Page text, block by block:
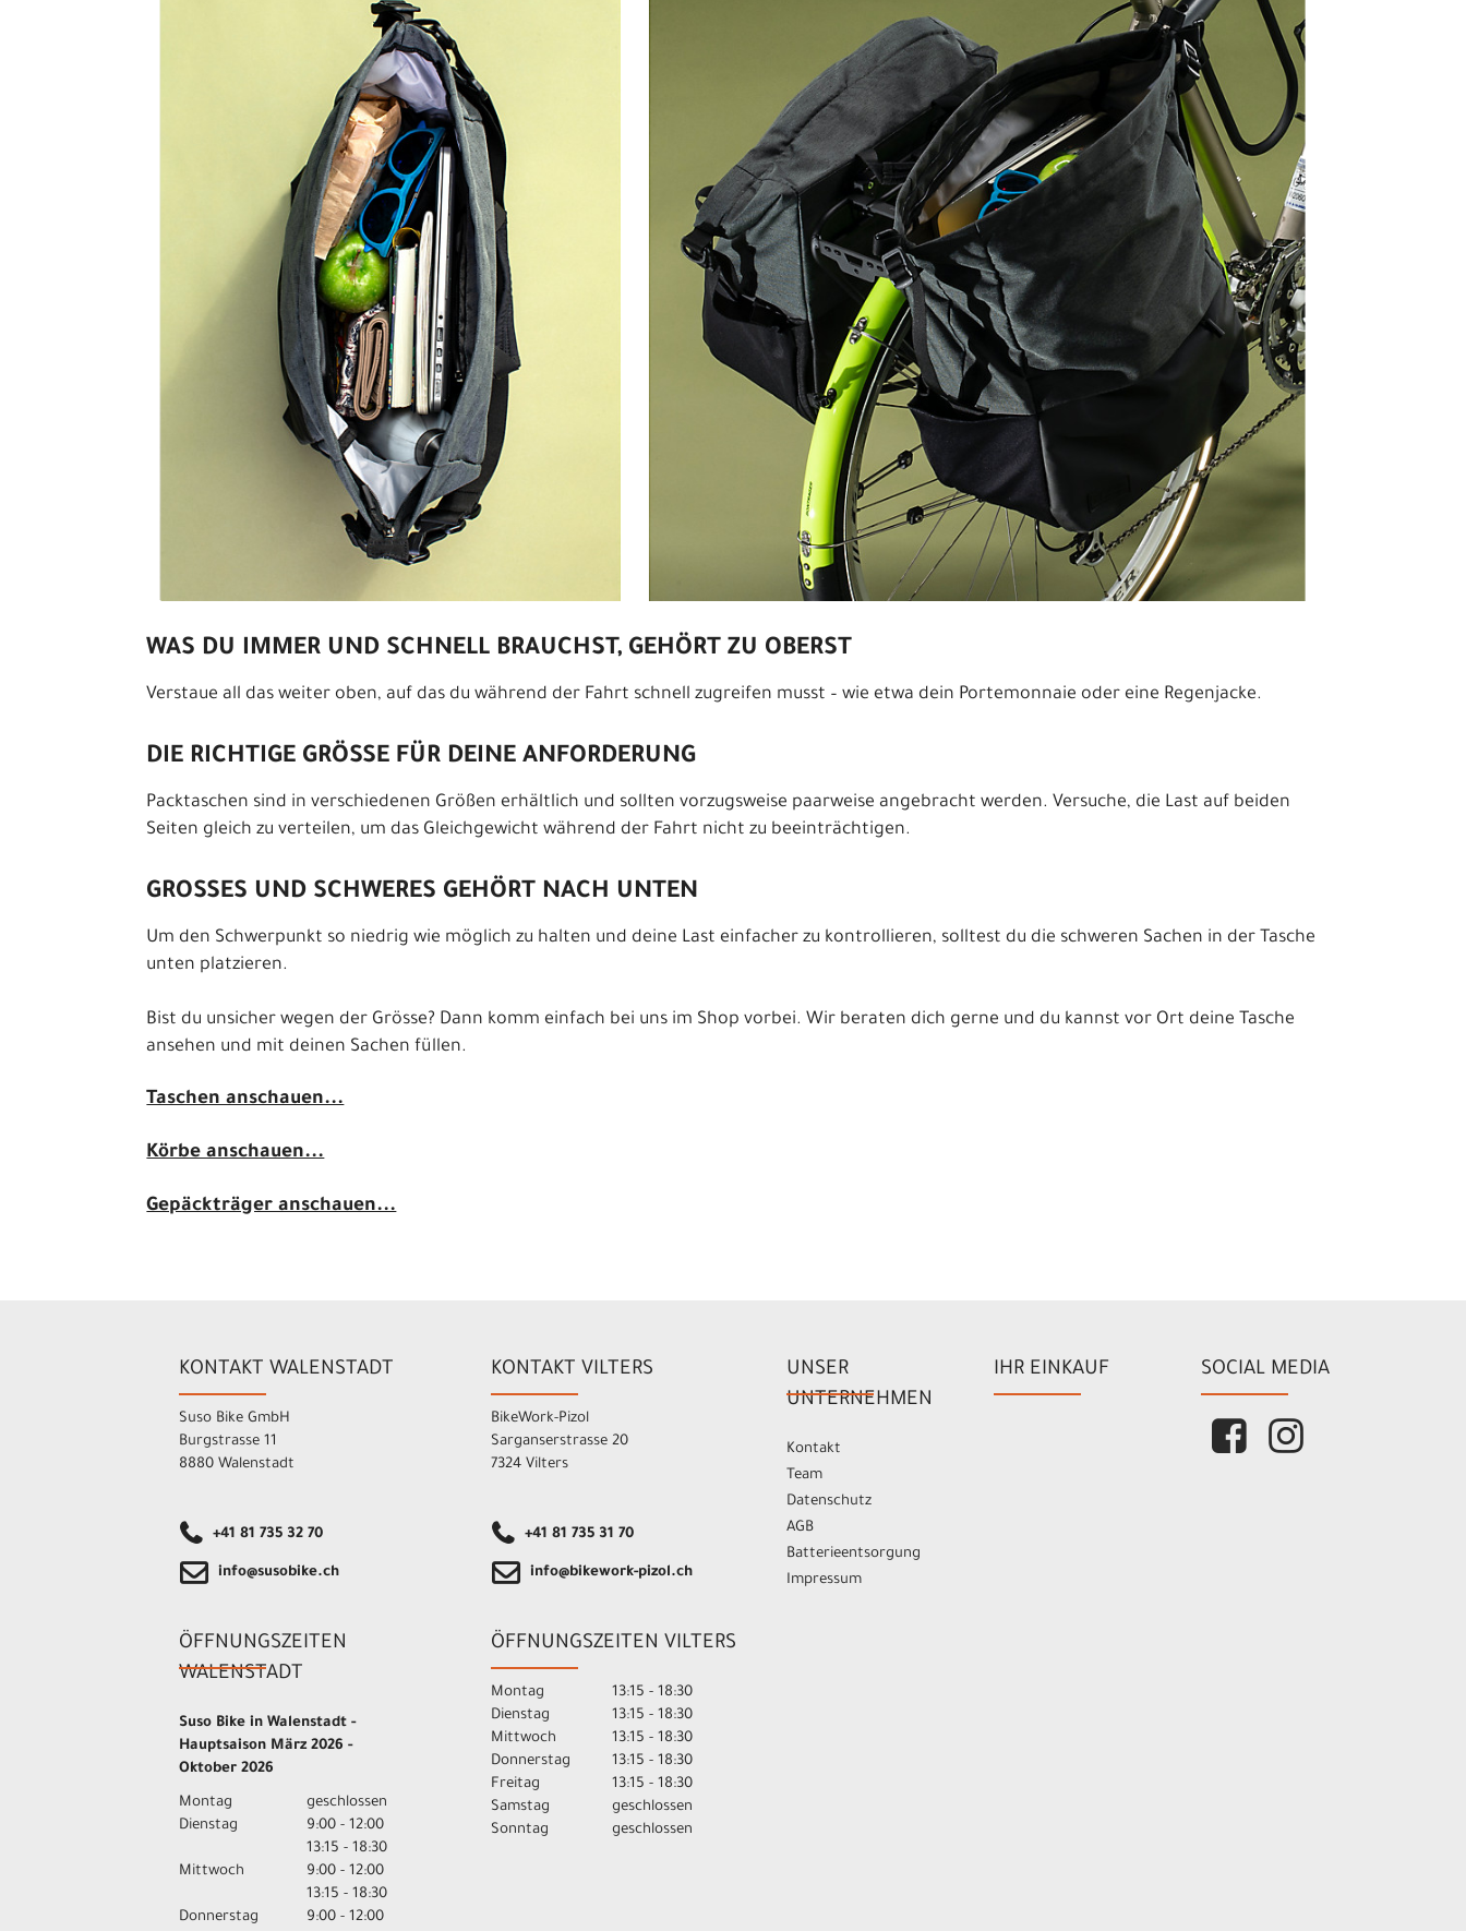
WAS DU IMMER UND SCHNELL BRAUCHST, GEHÖRT ZU OBERST
Verstaue all das weiter oben, auf das du während der Fahrt schnell zugreifen musst – wie etwa dein Portemonnaie oder eine Regenjacke.
DIE RICHTIGE GRÖSSE FÜR DEINE ANFORDERUNG
Packtaschen sind in verschiedenen Größen erhältlich und sollten vorzugsweise paarweise angebracht werden. Versuche, die Last auf beiden
Seiten gleich zu verteilen, um das Gleichgewicht während der Fahrt nicht zu beeinträchtigen.
GROSSES UND SCHWERES GEHÖRT NACH UNTEN
Um den Schwerpunkt so niedrig wie möglich zu halten und deine Last einfacher zu kontrollieren, solltest du die schweren Sachen in der Tasche
unten platzieren.
Bist du unsicher wegen der Grösse? Dann komm einfach bei uns im Shop vorbei. Wir beraten dich gerne und du kannst vor Ort deine Tasche
ansehen und mit deinen Sachen füllen.
Taschen anschauen...
Körbe anschauen...
Gepäckträger anschauen...
KONTAKT WALENSTADT
Suso Bike GmbH
Burgstrasse 11
8880 Walenstadt
+41 81 735 32 70
info@susobike.ch
ÖFFNUNGSZEITEN
WALENSTADT
Suso Bike in Walenstadt -
Hauptsaison März 2026 -
Oktober 2026
Montag
geschlossen
Dienstag
9:00 - 12:00
13:15 - 18:30
Mittwoch
9:00 - 12:00
13:15 - 18:30
Donnerstag
9:00 - 12:00
KONTAKT VILTERS
BikeWork-Pizol
Sarganserstrasse 20
7324 Vilters
+41 81 735 31 70
info@bikework-pizol.ch
ÖFFNUNGSZEITEN VILTERS
Montag
13:15 - 18:30
Dienstag
13:15 - 18:30
Mittwoch
13:15 - 18:30
Donnerstag
13:15 - 18:30
Freitag
13:15 - 18:30
Samstag
geschlossen
Sonntag
geschlossen
UNSER
UNTERNEHMEN
Kontakt
Team
Datenschutz
AGB
Batterieentsorgung
Impressum
IHR EINKAUF SOCIAL MEDIA